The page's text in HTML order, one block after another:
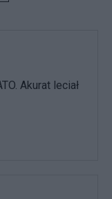
Akurat leciał